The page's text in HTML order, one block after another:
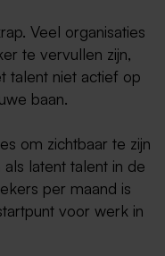
Veel organisaties
te vervullen zijn,
talent niet actief op
baan.
om zichtbaar te zijn
latent talent in de
per maand is
voor werk in